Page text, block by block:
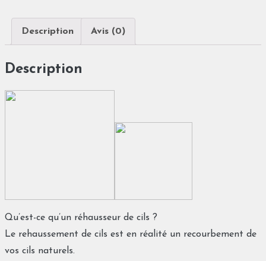
extension
Description Avis (0)
Description
Qu’est-ce qu’un réhausseur de cils ?
Le rehaussement de cils est en réalité un recourbement de
vos cils naturels.